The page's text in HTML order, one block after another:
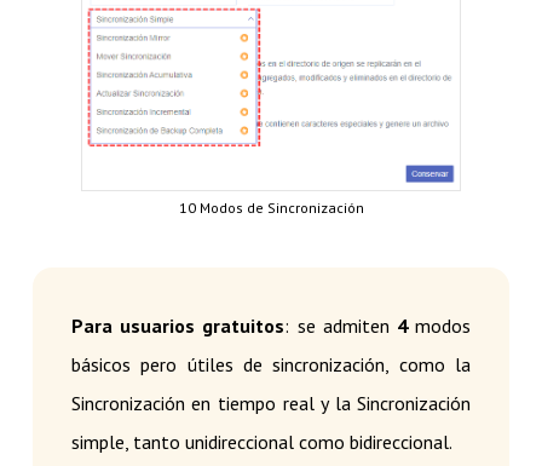
10 Modos de Sincronización
Para usuarios gratuitos: se admiten 4modos
básicos pero útiles de sincronización, como la
Sincronización en tiempo real y la Sincronización
simple, tanto unidireccional como bidireccional.